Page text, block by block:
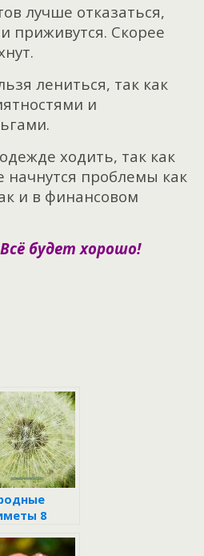
лучше отказаться,
приживутся. Скорее
лениться, так как
и
ходить, так как
начнутся проблемы как
и в финансовом
будет хорошо!
8